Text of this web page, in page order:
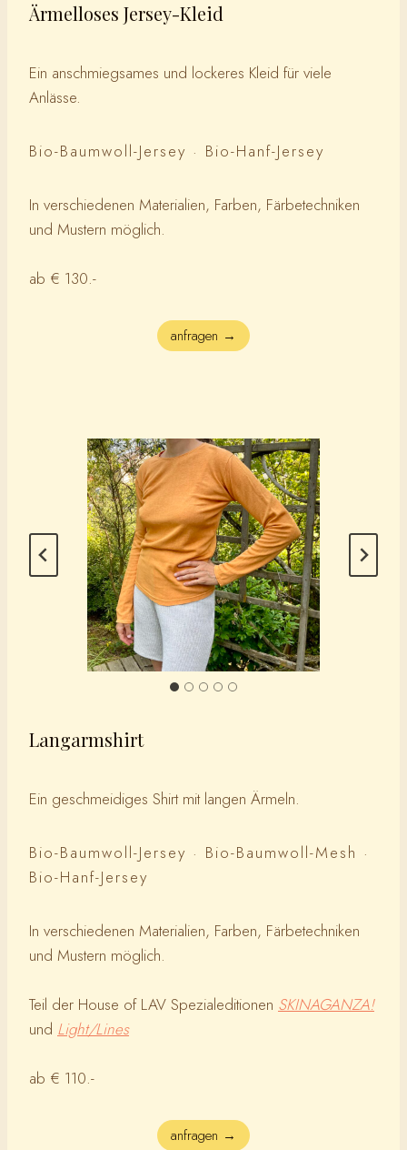
Ärmelloses Jersey-Kleid
Ein anschmiegsames und lockeres Kleid für viele
Anlässe.
Bio-Baumwoll-Jersey · Bio-Hanf-Jersey
In verschiedenen Materialien, Farben, Färbetechniken
und Mustern möglich.
ab € 130.-
anfragen →
Langarmshirt
Ein geschmeidiges Shirt mit langen Ärmeln.
Bio-Baumwoll-Jersey · Bio-Baumwoll-Mesh ·
Bio-Hanf-Jersey
In verschiedenen Materialien, Farben, Färbetechniken
und Mustern möglich.
Teil der House of LAV Spezialeditionen SKINAGANZA!
und Light/Lines
ab € 110.-
anfragen →